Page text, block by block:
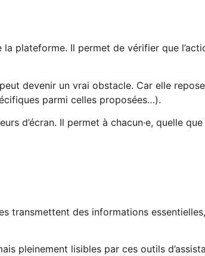
plateforme. Il permet de vérifier que
devenir un vrai obstacle. Car elle
parmi celles proposées…).
d’écran. Il permet à chacun·e, quelle
des informations
pleinement lisibles par ces outils